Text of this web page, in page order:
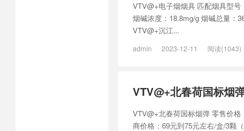
VTV@+电子烟烟具 匹配烟具型
烟碱浓度：18.8mg/g 烟碱总量：
VTV@+沉江...
admin 2023-12-11 阅读(1043)
VTV@+北春荷国标烟
VTV@+北春荷国标烟弹 零售价
商价格：69元到75元左右/盒/3颗